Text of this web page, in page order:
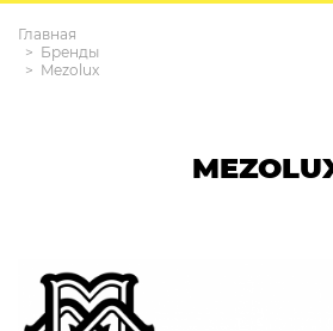
Главная
Бренды
Mezolux